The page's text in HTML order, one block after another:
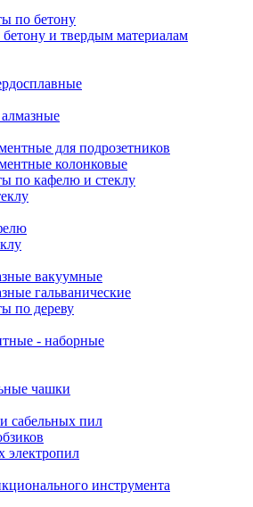
по бетону
и твердым материалам
для подрозетников
колонковые
по кафелю и стеклу
вакуумные
гальванические
по дереву
- наборные
чашки
сабельных пил
электропил
инструмента